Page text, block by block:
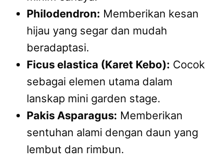
Philodendron: Memberikan kesan
hijau yang segar dan mudah
beradaptasi.
Ficus elastica (Karet Kebo): Cocok
sebagai elemen utama dalam
lanskap mini garden stage.
Pakis Asparagus: Memberikan
sentuhan alami dengan daun yang
lembut dan rimbun.